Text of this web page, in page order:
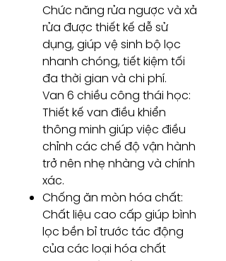
Chức năng rửa ngược và xả
rửa được thiết kế dễ sử
dụng, giúp vệ sinh bộ lọc
nhanh chóng, tiết kiệm tối
đa thời gian và chi phí.
Van 6 chiều công thái học:
Thiết kế van điều khiển
thông minh giúp việc điều
chỉnh các chế độ vận hành
trở nên nhẹ nhàng và chính
xác.
Chống ăn mòn hóa chất:
Chất liệu cao cấp giúp bình
lọc bền bỉ trước tác động
của các loại hóa chất